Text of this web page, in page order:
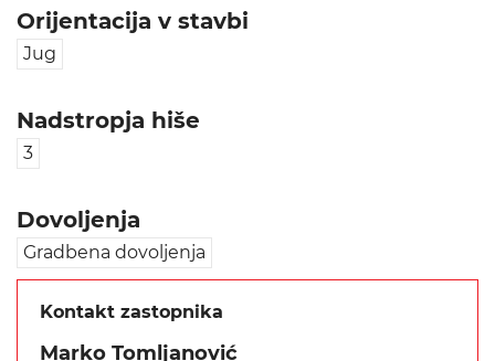
Orijentacija v stavbi
Jug
Nadstropja hiše
3
Dovoljenja
Gradbena dovoljenja
Kontakt zastopnika
Marko Tomljanović